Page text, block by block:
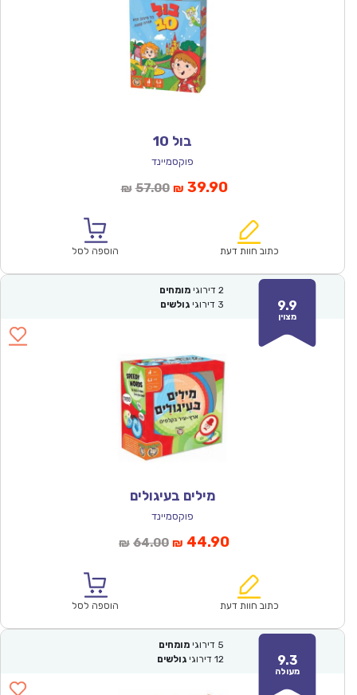
בול 10
פוקסמיינד
₪ 57.00המחיר
₪57.00.
₪ 39.90המחיר
הוא:
כתוב חוות דעת הוספה לסל
9.9
מצוין
2 דירוגי מומחים
3 דירוגי גולשים
מילים בעיגולים
פוקסמיינד
₪ 64.00המחיר
₪64.00.
₪ 44.90המחיר
הוא:
כתוב חוות דעת הוספה לסל
9.3
מעולה
5 דירוגי מומחים
12 דירוגי גולשים